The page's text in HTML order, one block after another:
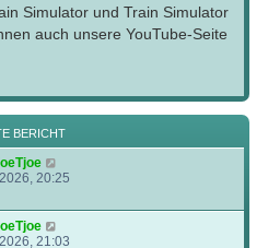
Simulator und Train Simulator
auch unsere YouTube-Seite
BERICHT
e
i
k
20:25
e
21:03